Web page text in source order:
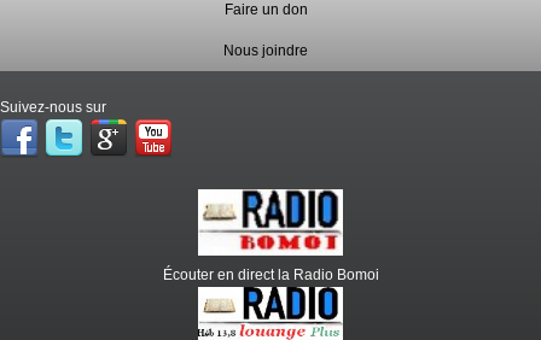
Faire un don
Nous joindre
Suivez-nous sur
Écouter en direct la Radio Bomoi